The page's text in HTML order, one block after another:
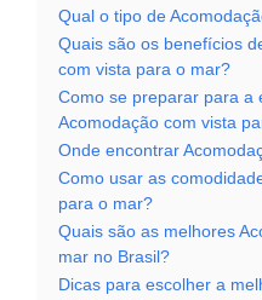
Qual o tipo de
Quais são os benefícios
com vista para o mar?
Como se preparar para a
Acomodação com vista
Onde encontrar
Como usar as
para o mar?
Quais são as melhores
mar no Brasil?
Dicas para escolher a